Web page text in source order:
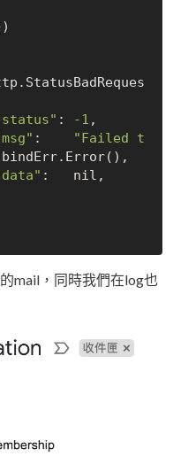
: -1 ,
:
"Failed t
: nil ,
mail，同時我們在log也